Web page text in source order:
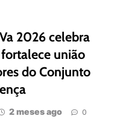
2026 celebra
união
do Conjunto
2 meses ago 0